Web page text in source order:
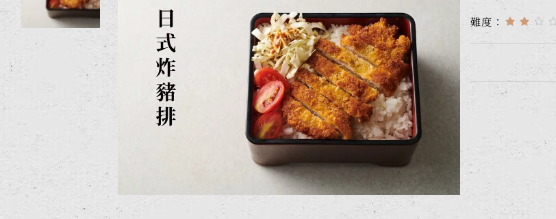
難度：